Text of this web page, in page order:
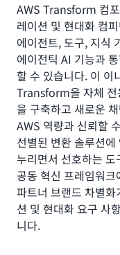
AWS Transform 컴
레이션 및 현대화 컴
에이전트, 도구, 지식
에이전틱 AI 기능과
할 수 있습니다. 이 이
Transform을 자체 전
을 구축하고 새로운
AWS 역량과 신뢰할
선별된 변환 솔루션
누리면서 선호하는
공동 혁신 프레임워
파트너 브랜드 차별
션 및 현대화 요구 사
니다.